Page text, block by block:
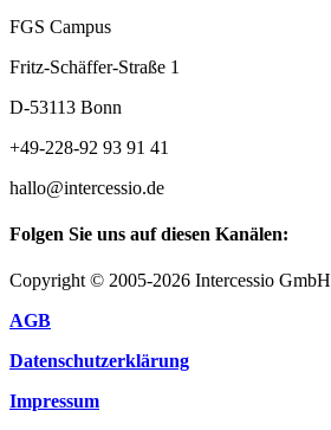
FGS Campus
Fritz-Schäffer-Straße 1
D-53113 Bonn
+49-228-92 93 91 41
hallo@intercessio.de
Folgen Sie uns auf diesen Kanälen:
Copyright © 2005-2026 Intercessio GmbH
AGB
Datenschutzerklärung
Impressum